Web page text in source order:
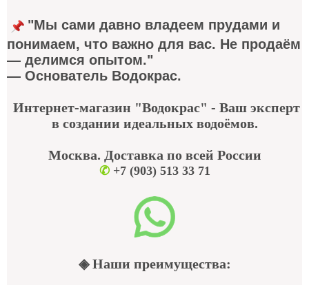
"Мы сами давно владеем прудами и
понимаем, что важно для вас. Не продаём
— делимся опытом."
— Основатель Водокрас.
Интернет-магазин "Водокрас" - Ваш эксперт
в создании идеальных водоёмов.
Москва. Доставка по всей России
✆ +7 (903) 513 33 71
◈ Наши преимущества: